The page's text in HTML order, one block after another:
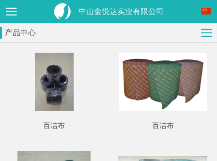
中山金悦达实业有限公司
产品中心
百洁布 百洁布